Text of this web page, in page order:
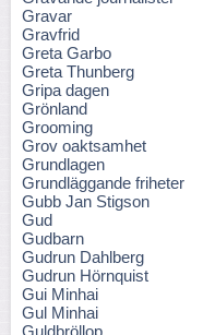
Gravar
Gravfrid
Greta Garbo
Greta Thunberg
Gripa dagen
Grönland
Grooming
Grov oaktsamhet
Grundlagen
Grundläggande friheter
Gubb Jan Stigson
Gud
Gudbarn
Gudrun Dahlberg
Gudrun Hörnquist
Gui Minhai
Gul Minhai
Guldbröllop